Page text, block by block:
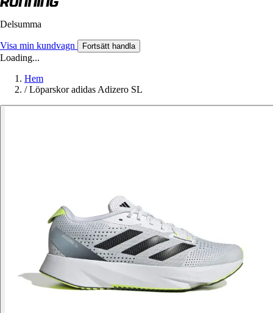
Delsumma
Visa min kundvagn Fortsätt handla
Loading...
Hem
/ Löparskor adidas Adizero SL